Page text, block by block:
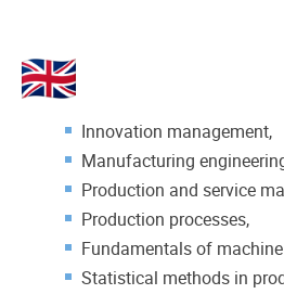
Innovation management,
Manufacturing
Production and service
Production processes,
Fundamentals of
Statistical methods in